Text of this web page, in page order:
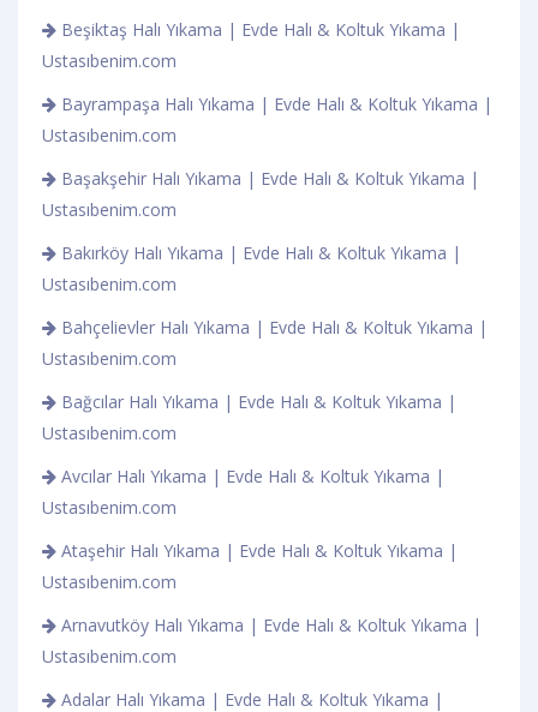
Beşiktaş Halı Yıkama | Evde Halı & Koltuk Yıkama |
Ustasıbenim.com
Bayrampaşa Halı Yıkama | Evde Halı & Koltuk Yıkama |
Ustasıbenim.com
Başakşehir Halı Yıkama | Evde Halı & Koltuk Yıkama |
Ustasıbenim.com
Bakırköy Halı Yıkama | Evde Halı & Koltuk Yıkama |
Ustasıbenim.com
Bahçelievler Halı Yıkama | Evde Halı & Koltuk Yıkama |
Ustasıbenim.com
Bağcılar Halı Yıkama | Evde Halı & Koltuk Yıkama |
Ustasıbenim.com
Avcılar Halı Yıkama | Evde Halı & Koltuk Yıkama |
Ustasıbenim.com
Ataşehir Halı Yıkama | Evde Halı & Koltuk Yıkama |
Ustasıbenim.com
Arnavutköy Halı Yıkama | Evde Halı & Koltuk Yıkama |
Ustasıbenim.com
Adalar Halı Yıkama | Evde Halı & Koltuk Yıkama |